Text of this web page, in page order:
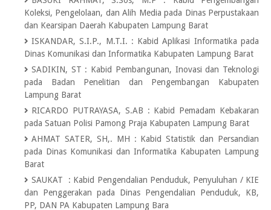
Koleksi, Pengelolaan, dan Alih Media pada Dinas Perpustakaan
dan Kearsipan Daerah Kabupaten Lampung Barat
ISKANDAR, S.I.P., M.T.I. : Kabid Aplikasi Informatika pada
Dinas Komunikasi dan Informatika Kabupaten Lampung Barat
SADIKIN, ST : Kabid Pembangunan, Inovasi dan Teknologi
pada Badan Penelitian dan Pengembangan Kabupaten
Lampung Barat
RICARDO PUTRAYASA, S.AB : Kabid Pemadam Kebakaran
pada Satuan Polisi Pamong Praja Kabupaten Lampung Barat
AHMAT SATER, SH,. MH : Kabid Statistik dan Persandian
pada Dinas Komunikasi dan Informatika Kabupaten Lampung
Barat
SAUKAT
: Kabid Pengendalian Penduduk, Penyuluhan / KIE
dan Penggerakan pada Dinas Pengendalian Penduduk, KB,
PP, DAN PA Kabupaten Lampung Bara